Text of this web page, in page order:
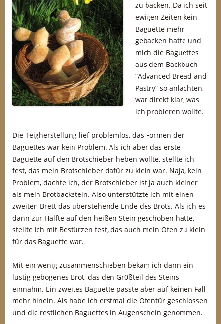
zu backen. Da ich seit
ewigen Zeiten kein
Baguette mehr
gebacken hatte und
mich die Baguettes
aus dem Backbuch
“Advanced Bread and
Pastry” so anlachten,
war direkt klar, was
ich probieren wollte.
Die Teigherstellung lief problemlos, das Formen der
Baguettes war kein Problem. Als ich aber das erste
Baguette auf den Brotschieber heben wollte, stellte ich
fest, das mein Brotschieber dafür zu klein war. Naja, kein
Problem, dachte ich, der Brotschieber ist ja auch kleiner
als mein Brotbackstein. Also unterstützte ich mit einen
zweiten Brett das überstehende Ende des Brots. Als ich es
dann zur Hälfte auf den heißen Stein geschoben hatte,
stellte ich mit Bestürzen fest, das auch mein Ofen zu klein
für das Baguette war.
Mit ein wenig zusammenschieben bekam ich dann ein
lustig gebogenes Brot, das den Gr0ßteil des Steins
einnahm. Ein zweites Baguette passte aber auf keinen Fall
mehr hinein. Als habe ich erstmal die Ofentür geschlossen
und die restlichen Baguettes in Augenschein genommen.